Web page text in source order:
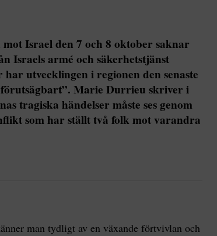
Israel den 7 och 8 oktober saknar
Israels armé och säkerhetstjänst
utvecklingen i regionen den senaste
Marie Durrieu skriver i
tragiska händelser måste ses genom
som har ställt två folk mot varandra
man tydligt av en växande förtvivlan och